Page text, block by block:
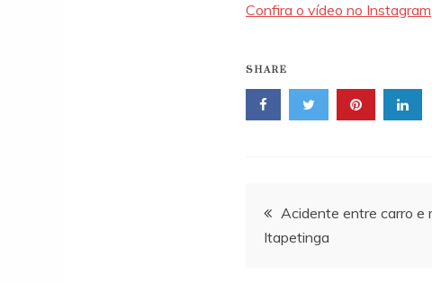
Confira o vídeo no Instagram
SHARE
Navegação
de
Acidente entre carro e
Itapetinga